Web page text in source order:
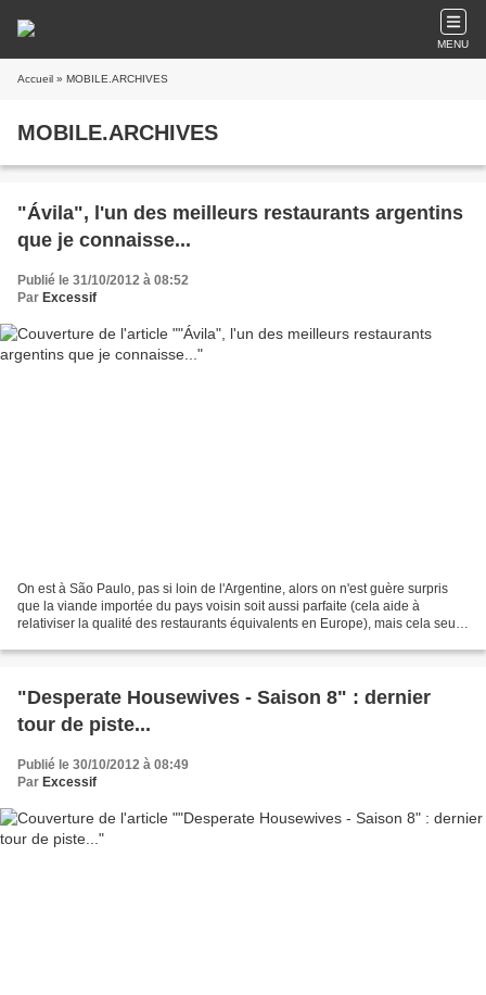
MENU
Accueil » MOBILE.ARCHIVES
MOBILE.ARCHIVES
"Ávila", l'un des meilleurs restaurants argentins
que je connaisse...
Publié le 31/10/2012 à 08:52
Par Excessif
On est à São Paulo, pas si loin de l'Argentine, alors on n'est guère surpris
que la viande importée du pays voisin soit aussi parfaite (cela aide à
relativiser la qualité des restaurants équivalents en Europe), mais cela seul
"Desperate Housewives - Saison 8" : dernier
tour de piste...
Publié le 30/10/2012 à 08:49
Par Excessif